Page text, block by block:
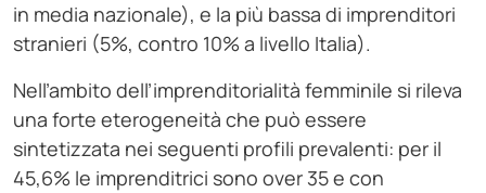
in media nazionale), e la più bassa di imprenditori
stranieri (5%, contro 10% a livello Italia).
Nell’ambito dell’imprenditorialità femminile si rileva
una forte eterogeneità che può essere
sintetizzata nei seguenti profili prevalenti: per il
45,6% le imprenditrici sono over 35 e con